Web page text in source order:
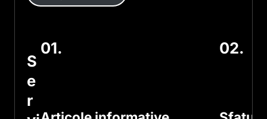
S
e
r
01. 02.